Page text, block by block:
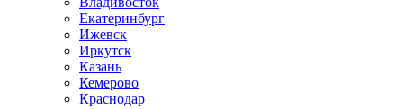
Екатеринбург
Ижевск
Иркутск
Казань
Кемерово
Краснодар